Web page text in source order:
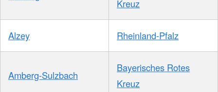
Kreuz
Alzey Rheinland-Pfalz
Amberg-Sulzbach
Bayerisches Rotes
Kreuz